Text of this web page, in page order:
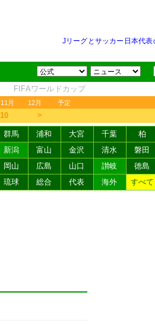
Jリーグとサッカー日本代
FIFAワールドカップ
11月 12月 予定
10 ＞
群馬 浦和 大宮 千葉
柏
新潟 富山 金沢 清水
磐田
岡山 広島 山口 讃岐
徳島
琉球 総合 代表 海外 すべて